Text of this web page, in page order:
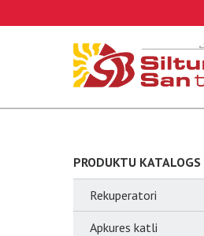
PRODUKTU KATALOGS
Rekuperatori
Apkures katli